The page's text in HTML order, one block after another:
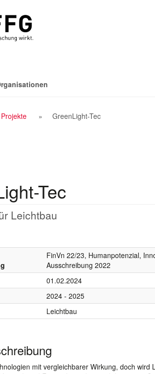
Projekte GreenLight-Tec
Tec
Leichtbau
FinVn 22/23, Humanpotenzial,
Ausschreibung 2022
01.02.2024
2024 - 2025
Leichtbau
mit vergleichbarer Wirkung, doch